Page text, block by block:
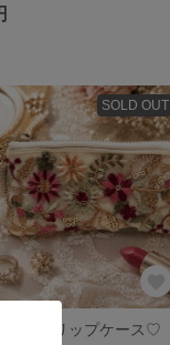
SOLD OUT
刺繍のリップケース♡